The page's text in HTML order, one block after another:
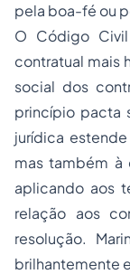
pela boa-fé ou
O Código
contratual mais
social dos
princípio pacta
jurídica
mas também à
aplicando aos
relação aos
resolução.
brilhantemente